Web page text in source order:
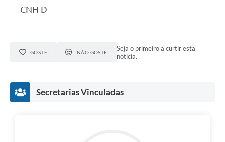
CNH D
GOSTEI NÃO GOSTEI
Seja o primeiro a curtir esta
notícia.
Secretarias Vinculadas